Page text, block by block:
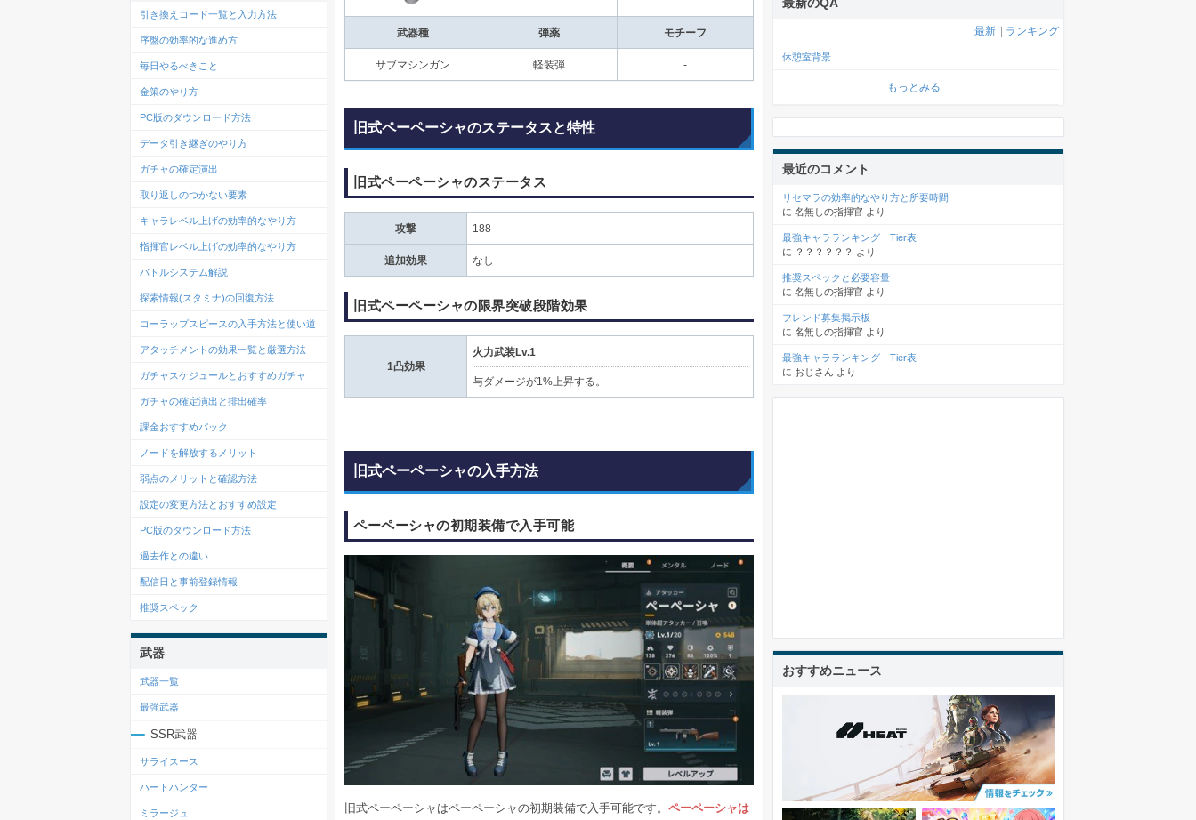
武器種 弾薬 モチーフ
サブマシンガン 軽装弾 -
旧式ペーペーシャのステータスと特性
旧式ペーペーシャのステータス
攻撃 188
追加効果 なし
旧式ペーペーシャの限界突破段階効果
1凸効果
火力武装Lv.1
与ダメージが1%上昇する。
旧式ペーペーシャの入手方法
ペーペーシャの初期装備で入手可能
旧式ペーペーシャはペーペーシャの初期装備で入手可能です。 ペーペーシャは
引き換えコード一覧と入力方法
序盤の効率的な進め方
毎日やるべきこと
金策のやり方
PC版のダウンロード方法
データ引き継ぎのやり方
ガチャの確定演出
取り返しのつかない要素
キャラレベル上げの効率的なやり方
指揮官レベル上げの効率的なやり方
バトルシステム解説
探索情報(スタミナ)の回復方法
コーラップスピースの入手方法と使い道
アタッチメントの効果一覧と厳選方法
ガチャスケジュールとおすすめガチャ
ガチャの確定演出と排出確率
課金おすすめパック
ノードを解放するメリット
弱点のメリットと確認方法
設定の変更方法とおすすめ設定
PC版のダウンロード方法
過去作との違い
配信日と事前登録情報
推奨スペック
武器
武器一覧
最強武器
SSR武器
サライスース
ハートハンター
ミラージュ
最新のQA
最新 ランキング
休憩室背景
もっとみる
最近のコメント
リセマラの効率的なやり方と所要時間
に 名無しの指揮官 より
最強キャラランキング｜Tier表
に ？？？？？？ より
推奨スペックと必要容量
に 名無しの指揮官 より
フレンド募集掲示板
に 名無しの指揮官 より
最強キャラランキング｜Tier表
に おじさん より
おすすめニュース